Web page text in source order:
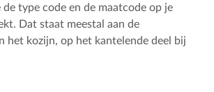
de type code en de maatcode op je
Dat staat meestal aan de
het kozijn, op het kantelende deel bij